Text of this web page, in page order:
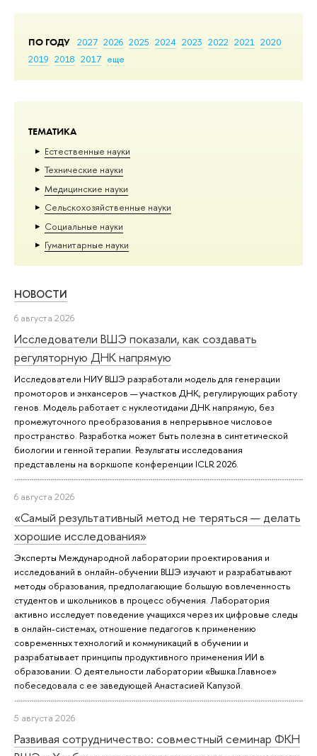
ПО ГОДУ 2027 2026 2025 2024 2023 2022 2021 2020
2019 2018 2017 еще
ТЕМАТИКА
Естественные науки
Тех­ничес­кие науки
Медицинские науки
Сельскохозяйственные науки
Социальные науки
Гуманитарные науки
НОВОСТИ
6 августа 2026
Исследователи ВШЭ показали, как создавать
регуляторную ДНК напрямую
Исследователи НИУ ВШЭ разработали модель для генерации
промоторов и энхансеров — участков ДНК, регулирующих работу
генов. Модель работает с нуклеотидами ДНК напрямую, без
промежуточного преобразования в непрерывное числовое
пространство. Разработка может быть полезна в синтетической
биологии и генной терапии. Результаты исследования
представлены на воркшопе конференции ICLR 2026.
6 августа 2026
«Самый результативный метод не теряться — делать
хорошие исследования»
Эксперты Международной лаборатории проектирования и
исследований в онлайн-обучении ВШЭ изучают и разрабатывают
методы образования, предполагающие большую вовлеченность
студентов и школьников в процесс обучения. Лаборатория
активно исследует поведение учащихся через их цифровые следы
в онлайн-системах, отношение педагогов к применению
современных технологий и коммуникаций в обучении и
разрабатывает принципы продуктивного применения ИИ в
образовании. О деятельности лаборатории «Вышка.Главное»
побеседовала с ее заведующей Анастасией Капузой.
5 августа 2026
Развивая сотрудничество: совместный семинар ФКН